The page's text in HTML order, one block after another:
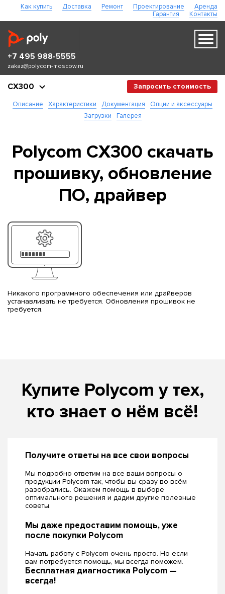
Как купить Доставка Ремонт Проектирование
Аренда
Гарантия
Контакты
+7 495 988-5555
zakaz@polycom-moscow.ru
CX300
Описание Характеристики Документация
Опции и аксессуары
Загрузки
Галерея
Запросить стоимость
Polycom CX300 скачать
прошивку, обновление
ПО, драйвер
Никакого программного обеспечения или драйверов
устанавливать не требуется. Обновления прошивок не
требуется.
Купите Polycom у тех,
кто знает о нём всё!
Получите ответы на все свои вопросы
Мы подробно ответим на все ваши вопросы о
продукции Polycom так, чтобы вы сразу во всём
разобрались. Окажем помощь в выборе
оптимального решения и дадим другие полезные
советы.
Мы даже предоставим помощь, уже
после покупки Polycom
Начать работу с Polycom очень просто. Но если
вам потребуется помощь, мы всегда поможем.
Бесплатная диагностика Polycom —
всегда!